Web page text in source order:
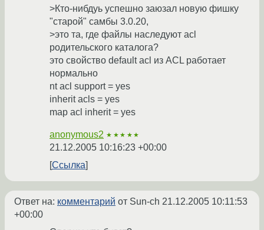
>Кто-нибдуь успешно заюзал новую фишку
"старой" самбы 3.0.20,
>это та, где файлы наследуют acl
родительского каталога?
это свойство default acl из ACL работает
нормально
nt acl support = yes
inherit acls = yes
map acl inherit = yes
anonymous2 ★★★★★
21.12.2005 10:16:23 +00:00
Ссылка
Ответ на: комментарий от Sun-ch 21.12.2005 10:11:53
+00:00